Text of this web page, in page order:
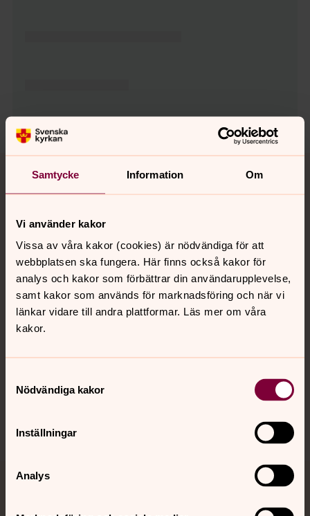
Samtycke Information Om
Vi använder kakor
Vissa av våra kakor (cookies) är nödvändiga för att
webbplatsen ska fungera. Här finns också kakor för
analys och kakor som förbättrar din användarupplevelse,
samt kakor som används för marknadsföring och när vi
länkar vidare till andra plattformar. Läs mer om våra
kakor.
Nödvändiga kakor
Inställningar
Analys
Tillbaka till toppen
Tillbaka till innehållet
Kontakt
Kalender
Hitta snabbt
Sociala kanaler